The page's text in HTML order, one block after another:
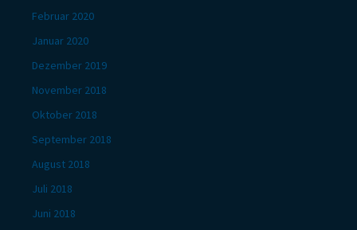
Februar 2020
Januar 2020
Dezember 2019
November 2018
Oktober 2018
September 2018
August 2018
Juli 2018
Juni 2018